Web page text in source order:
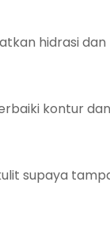
hidrasi dan
kontur dan
supaya